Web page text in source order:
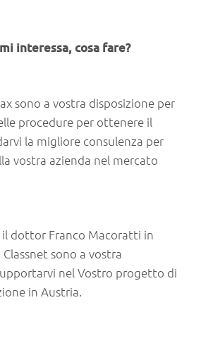
interessa, cosa fare?
sono a vostra disposizione per
procedure per ottenere il
la migliore consulenza per
vostra azienda nel mercato
il dottor Franco Macoratti in
Classnet sono a vostra
nel Vostro progetto di
in Austria.